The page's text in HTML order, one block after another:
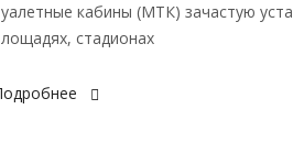
кабины (МТК) зачастую
стадионах